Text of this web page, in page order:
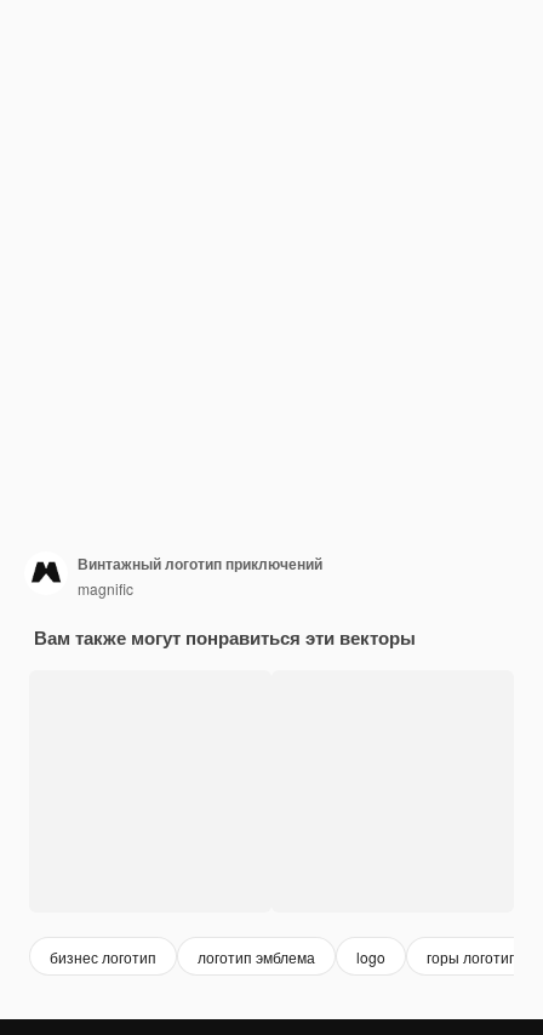
Винтажный логотип приключений
magnific
Вам также могут понравиться эти векторы
бизнес логотип логотип эмблема logo горы логотип